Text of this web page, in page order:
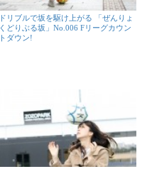
ドリブルで坂を駆け上がる 「ぜんりょ
くどりぶる坂」No.006 Fリーグカウン
トダウン!